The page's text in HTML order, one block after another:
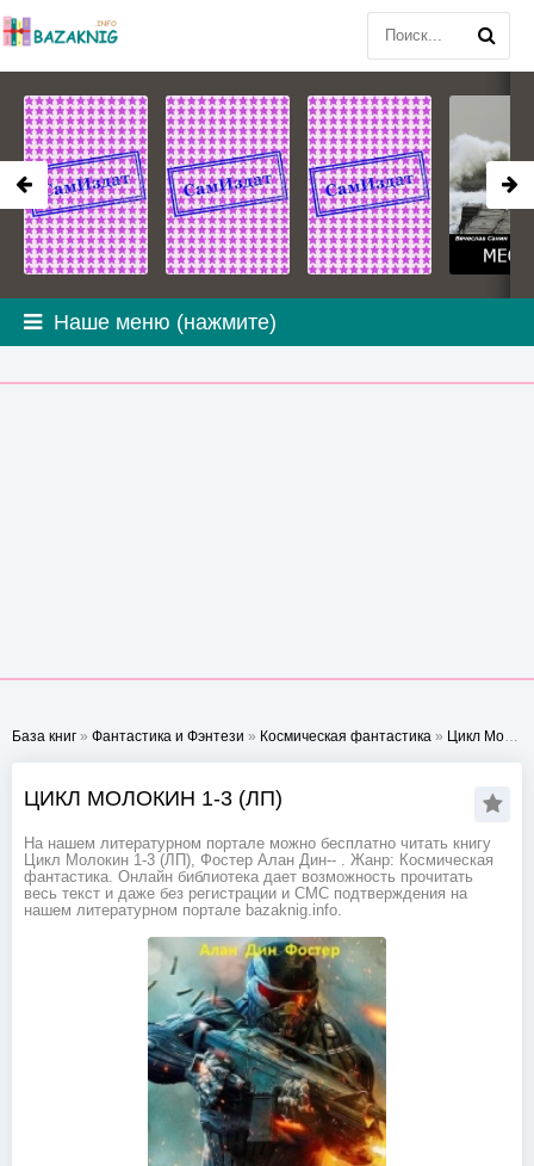
Наше меню (нажмите)
База книг » Фантастика и Фэнтези » Космическая фантастика » Цикл Молокин 1-3 (ЛП)
ЦИКЛ МОЛОКИН 1-3 (ЛП)
На нашем литературном портале можно бесплатно читать книгу
Цикл Молокин 1-3 (ЛП), Фостер Алан Дин-- . Жанр: Космическая
фантастика. Онлайн библиотека дает возможность прочитать
весь текст и даже без регистрации и СМС подтверждения на
нашем литературном портале bazaknig.info.